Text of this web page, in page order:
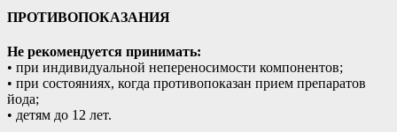
ПРОТИВОПОКАЗАНИЯ
Не рекомендуется принимать:
• при индивидуальной непереносимости компонентов;
• при состояниях, когда противопоказан прием препаратов
йода;
• детям до 12 лет.